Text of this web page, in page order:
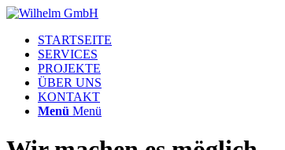
STARTSEITE
SERVICES
PROJEKTE
ÜBER UNS
KONTAKT
Menü Menü